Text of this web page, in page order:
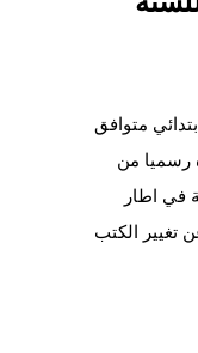
متوافق
رسميا من
في اطار
تغيير الكتب